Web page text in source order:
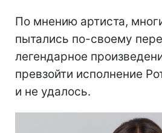
По мнению артиста,
пытались по-своему
легендарное
превзойти исполнение
и не удалось.